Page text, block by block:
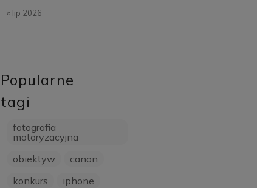
« lip 2026
Popularne
tagi
fotografia
motoryzacyjna
obiektyw
canon
konkurs
iphone